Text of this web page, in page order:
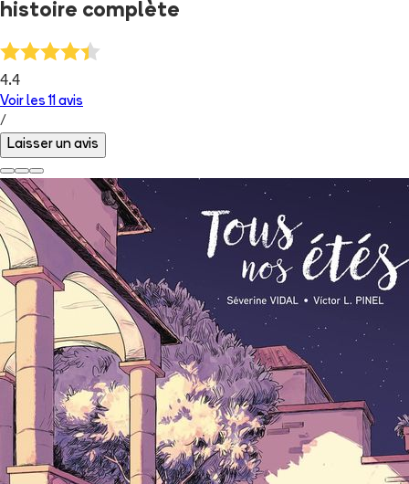
histoire complète
4.4
Voir les 11 avis
/
Laisser un avis